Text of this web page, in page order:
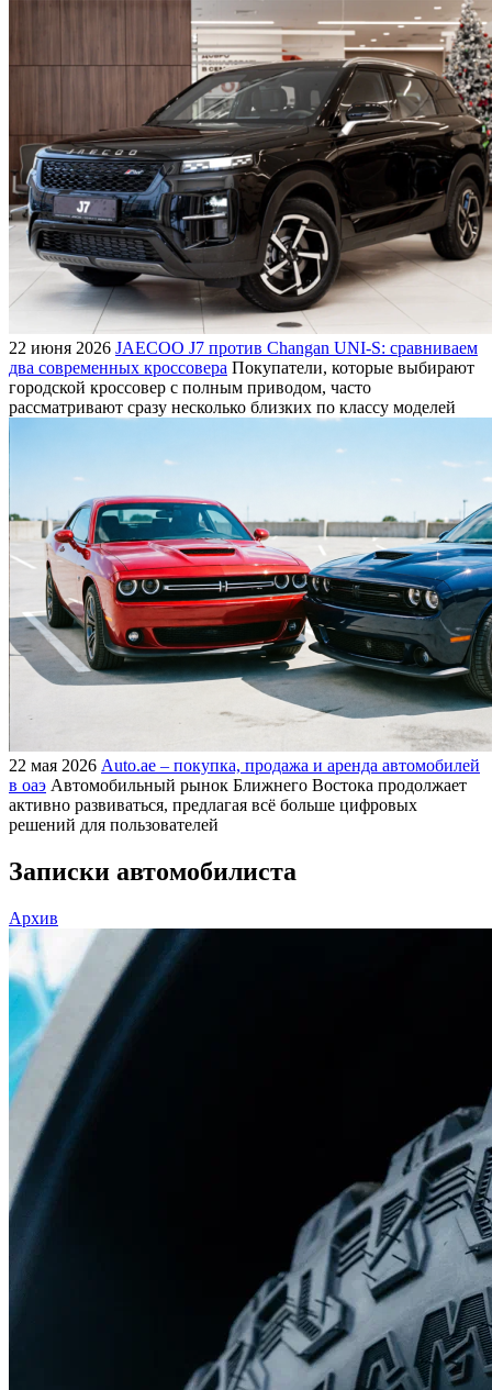
22 июня 2026 JAECOO J7 против Changan UNI-S: сравниваем
два современных кроссовера Покупатели, которые выбирают
городской кроссовер с полным приводом, часто
рассматривают сразу несколько близких по классу моделей
22 мая 2026 Auto.ae – покупка, продажа и аренда автомобилей
в оаэ Автомобильный рынок Ближнего Востока продолжает
активно развиваться, предлагая всё больше цифровых
решений для пользователей
Записки автомобилиста
Архив